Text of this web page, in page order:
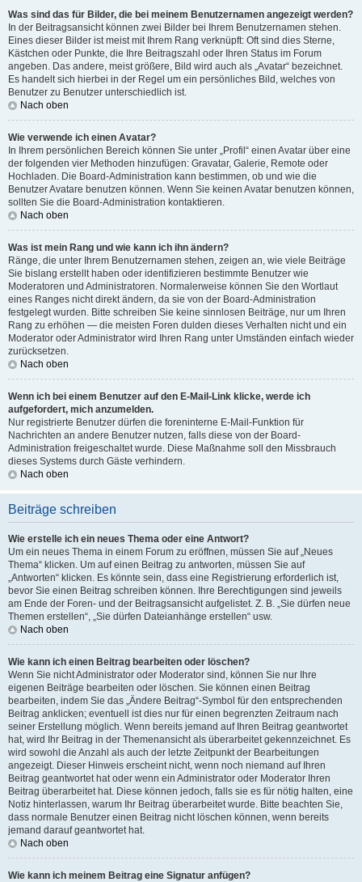
Was sind das für Bilder, die bei meinem Benutzernamen angezeigt werden?
In der Beitragsansicht können zwei Bilder bei Ihrem Benutzernamen stehen.
Eines dieser Bilder ist meist mit Ihrem Rang verknüpft: Oft sind dies Sterne,
Kästchen oder Punkte, die Ihre Beitragszahl oder Ihren Status im Forum
angeben. Das andere, meist größere, Bild wird auch als „Avatar“ bezeichnet.
Es handelt sich hierbei in der Regel um ein persönliches Bild, welches von
Benutzer zu Benutzer unterschiedlich ist.
Nach oben
Wie verwende ich einen Avatar?
In Ihrem persönlichen Bereich können Sie unter „Profil“ einen Avatar über eine
der folgenden vier Methoden hinzufügen: Gravatar, Galerie, Remote oder
Hochladen. Die Board-Administration kann bestimmen, ob und wie die
Benutzer Avatare benutzen können. Wenn Sie keinen Avatar benutzen können,
sollten Sie die Board-Administration kontaktieren.
Nach oben
Was ist mein Rang und wie kann ich ihn ändern?
Ränge, die unter Ihrem Benutzernamen stehen, zeigen an, wie viele Beiträge
Sie bislang erstellt haben oder identifizieren bestimmte Benutzer wie
Moderatoren und Administratoren. Normalerweise können Sie den Wortlaut
eines Ranges nicht direkt ändern, da sie von der Board-Administration
festgelegt wurden. Bitte schreiben Sie keine sinnlosen Beiträge, nur um Ihren
Rang zu erhöhen — die meisten Foren dulden dieses Verhalten nicht und ein
Moderator oder Administrator wird Ihren Rang unter Umständen einfach wieder
zurücksetzen.
Nach oben
Wenn ich bei einem Benutzer auf den E-Mail-Link klicke, werde ich
aufgefordert, mich anzumelden.
Nur registrierte Benutzer dürfen die foreninterne E-Mail-Funktion für
Nachrichten an andere Benutzer nutzen, falls diese von der Board-
Administration freigeschaltet wurde. Diese Maßnahme soll den Missbrauch
dieses Systems durch Gäste verhindern.
Nach oben
Beiträge schreiben
Wie erstelle ich ein neues Thema oder eine Antwort?
Um ein neues Thema in einem Forum zu eröffnen, müssen Sie auf „Neues
Thema“ klicken. Um auf einen Beitrag zu antworten, müssen Sie auf
„Antworten“ klicken. Es könnte sein, dass eine Registrierung erforderlich ist,
bevor Sie einen Beitrag schreiben können. Ihre Berechtigungen sind jeweils
am Ende der Foren- und der Beitragsansicht aufgelistet. Z. B. „Sie dürfen neue
Themen erstellen“, „Sie dürfen Dateianhänge erstellen“ usw.
Nach oben
Wie kann ich einen Beitrag bearbeiten oder löschen?
Wenn Sie nicht Administrator oder Moderator sind, können Sie nur Ihre
eigenen Beiträge bearbeiten oder löschen. Sie können einen Beitrag
bearbeiten, indem Sie das „Ändere Beitrag“-Symbol für den entsprechenden
Beitrag anklicken; eventuell ist dies nur für einen begrenzten Zeitraum nach
seiner Erstellung möglich. Wenn bereits jemand auf Ihren Beitrag geantwortet
hat, wird Ihr Beitrag in der Themenansicht als überarbeitet gekennzeichnet. Es
wird sowohl die Anzahl als auch der letzte Zeitpunkt der Bearbeitungen
angezeigt. Dieser Hinweis erscheint nicht, wenn noch niemand auf Ihren
Beitrag geantwortet hat oder wenn ein Administrator oder Moderator Ihren
Beitrag überarbeitet hat. Diese können jedoch, falls sie es für nötig halten, eine
Notiz hinterlassen, warum Ihr Beitrag überarbeitet wurde. Bitte beachten Sie,
dass normale Benutzer einen Beitrag nicht löschen können, wenn bereits
jemand darauf geantwortet hat.
Nach oben
Wie kann ich meinem Beitrag eine Signatur anfügen?